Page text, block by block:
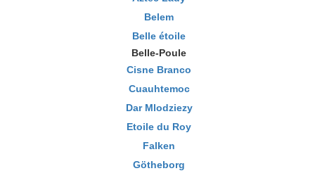
Belem
Belle étoile
Belle-Poule
Cisne Branco
Cuauhtemoc
Dar Mlodziezy
Etoile du Roy
Falken
Götheborg